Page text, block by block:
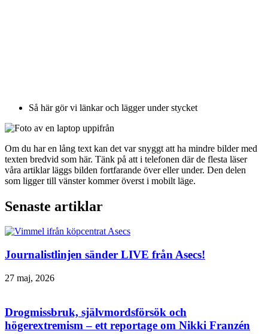
Så här gör vi länkar och lägger under stycket
Om du har en lång text kan det var snyggt att ha mindre bilder med
texten bredvid som här. Tänk på att i telefonen där de flesta läser
våra artiklar läggs bilden fortfarande över eller under. Den delen
som ligger till vänster kommer överst i mobilt läge.
Senaste artiklar
Journalistlinjen sänder LIVE från Asecs!
27 maj, 2026
Drogmissbruk, självmordsförsök och
högerextremism – ett reportage om Nikki Franzén